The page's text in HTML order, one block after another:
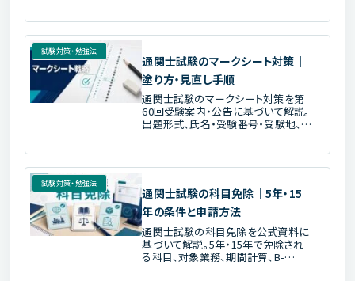
試験対策・勉強法
通関士試験のマークシート対策｜
塗り方・見直し手順
通関士試験のマークシート対策を第
60回受験案内・公告に基づいて解説。
出題形式、氏名・受験番号・受験地、
試験対策・勉強法
通関士試験の科目免除｜5年・15
年の条件と申請方法
通関士試験の科目免除を公式資料に
基づいて解説。5年・15年で免除され
る科目、対象業務、期間計算、B-